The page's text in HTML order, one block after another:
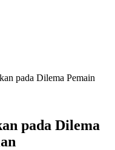
pada Dilema Pemain
pada Dilema